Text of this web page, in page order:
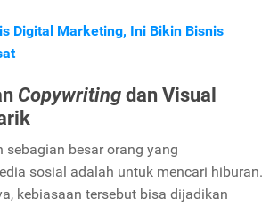
Digital Marketing, Ini Bikin Bisnis
Copywritingdan Visual
sebagian besar orang yang
sosial adalah untuk mencari hiburan.
kebiasaan tersebut bisa dijadikan